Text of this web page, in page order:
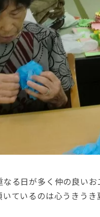
る日が多く仲の良いお
ているのは心うきうき